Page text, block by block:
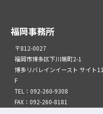
福岡事務所
〒812-0027
福岡市博多区下川端町2-1
博多リバレインイースト サイト11
F
TEL：092-260-9308
FAX：092-260-8181